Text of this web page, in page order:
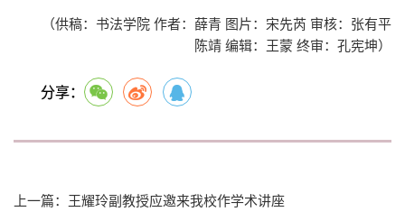
（供稿：书法学院 作者：薛青 图片：宋先芮 审核：张有平
陈靖 编辑：王蒙 终审：孔宪坤）
分享：
上一篇：王耀玲副教授应邀来我校作学术讲座